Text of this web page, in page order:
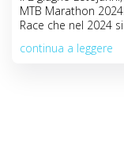
MTB Marathon
Race che nel 2024
continua a leggere